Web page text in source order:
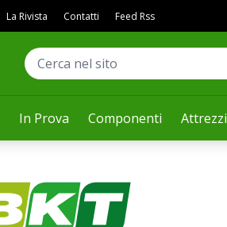
In Prova Componenti Attrezzi
La Rivista Contatti Feed Rss